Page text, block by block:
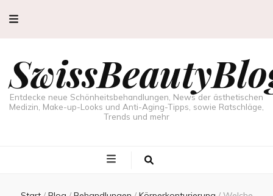
Entdecke neue Schönheitsbehandlungen, News der ästhetischen
Medizin, Make-up-Looks und Anti-Aging-Tipps, sowie Ratschläge,
Trends und mehr